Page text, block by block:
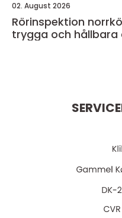
02. August 2026
Rörinspektion norrköping så
trygga och hållbara